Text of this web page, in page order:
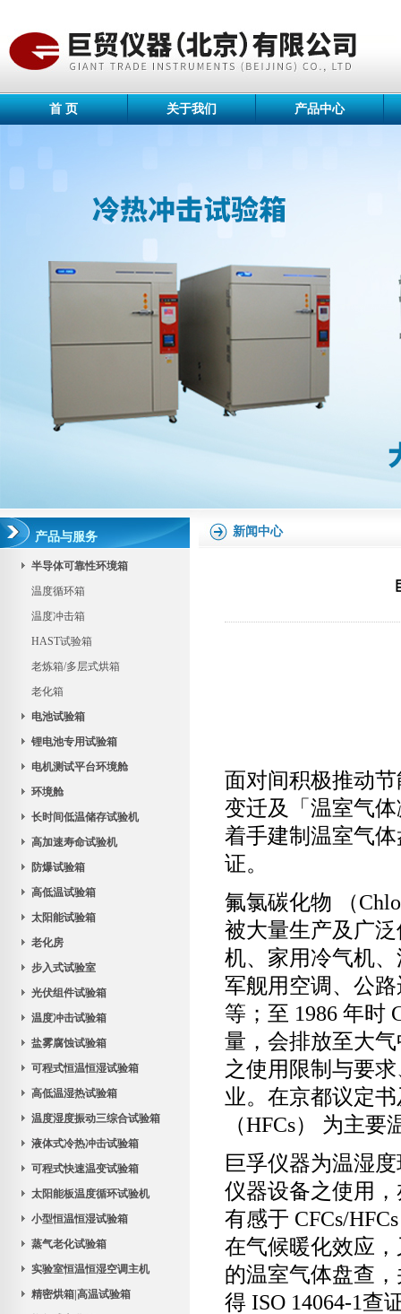
首 页 关于我们 产品中心
产品与服务
半导体可靠性环境箱
温度循环箱
温度冲击箱
HAST试验箱
老炼箱/多层式烘箱
老化箱
电池试验箱
锂电池专用试验箱
电机测试平台环境舱
环境舱
长时间低温储存试验机
高加速寿命试验机
防爆试验箱
高低温试验箱
太阳能试验箱
老化房
步入式试验室
光伏组件试验箱
温度冲击试验箱
盐雾腐蚀试验箱
可程式恒温恒湿试验箱
高低温湿热试验箱
温度湿度振动三综合试验箱
液体式冷热冲击试验箱
可程式快速温变试验箱
太阳能板温度循环试验机
小型恒温恒湿试验箱
蒸气老化试验箱
实验室恒温恒湿空调主机
精密烘箱|高温试验箱
新闻中心
面对间积极推动
变迁及「温室气
着手建制温室气
证。
氟氯碳化物 （
被大量生产及广
机、家用冷气机
军舰用空调、公
等；至 1986年时
量，会排放至大
之使用限制与要
业。在京都议定
（HFCs） 为主要
巨孚仪器为温湿
仪器设备之使用
有感于 CFCs/
在气候暖化效应
的温室气体盘查
得 ISO 14064-1查